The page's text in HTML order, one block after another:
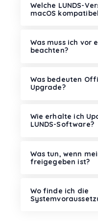
Welche LUNDS-
macOS
Was muss ich vor
beachten?
Was bedeuten
Upgrade?
Wie erhalte ich
LUNDS-Software?
Was tun, wenn
freigegeben ist?
Wo finde ich die